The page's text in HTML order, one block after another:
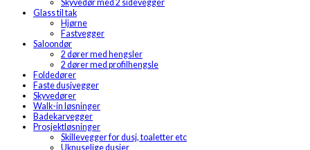
Skyvedør med 2 sidevegger
Glass til tak
Hjørne
Fastvegger
Saloondør
2 dører med hengsler
2 dører med profilhengsle
Foldedører
Faste dusjvegger
Skyvedører
Walk-in løsninger
Badekarvegger
Prosjektløsninger
Skillevegger for dusj, toaletter etc
Uknuselige dusjer